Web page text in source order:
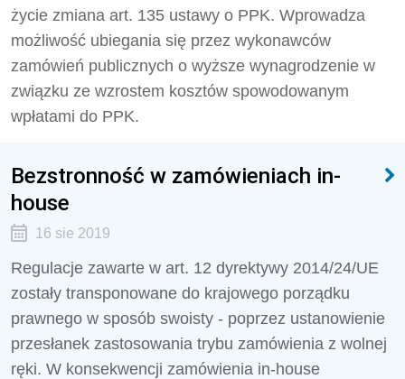
życie zmiana art. 135 ustawy o PPK. Wprowadza
możliwość ubiegania się przez wykonawców
zamówień publicznych o wyższe wynagrodzenie w
związku ze wzrostem kosztów spowodowanym
wpłatami do PPK.
Bezstronność w zamówieniach in-
house
16 sie 2019
Regulacje zawarte w art. 12 dyrektywy 2014/24/UE
zostały transponowane do krajowego porządku
prawnego w sposób swoisty - poprzez ustanowienie
przesłanek zastosowania trybu zamówienia z wolnej
ręki. W konsekwencji zamówienia in-house